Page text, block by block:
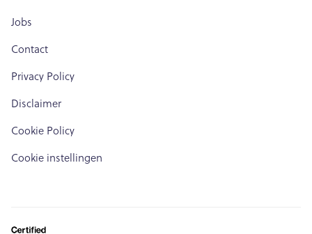
Jobs
Contact
Privacy Policy
Disclaimer
Cookie Policy
Cookie instellingen